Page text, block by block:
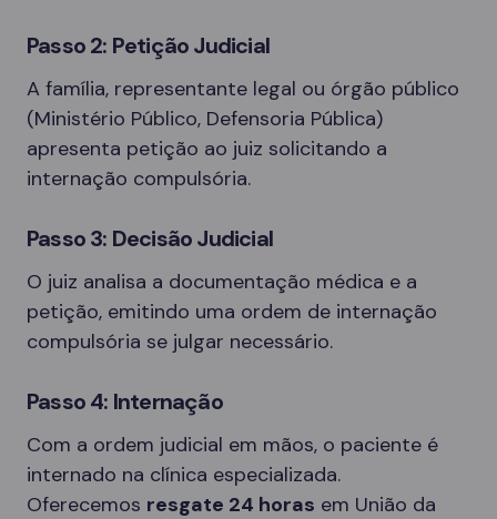
Passo 2: Petição Judicial
A família, representante legal ou órgão público
(Ministério Público, Defensoria Pública)
apresenta petição ao juiz solicitando a
internação compulsória.
Passo 3: Decisão Judicial
O juiz analisa a documentação médica e a
petição, emitindo uma ordem de internação
compulsória se julgar necessário.
Passo 4: Internação
Com a ordem judicial em mãos, o paciente é
internado na clínica especializada.
Oferecemos resgate 24 horas em União da